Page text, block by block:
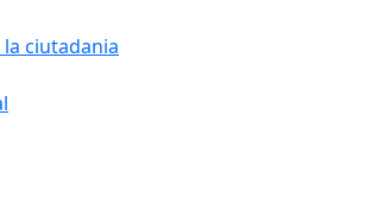
ciutadania